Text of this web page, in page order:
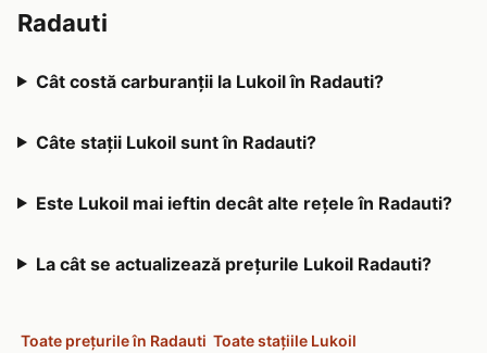
Radauti
Cât costă carburanții la Lukoil în Radauti?
Câte stații Lukoil sunt în Radauti?
Este Lukoil mai ieftin decât alte rețele în Radauti?
La cât se actualizează prețurile Lukoil Radauti?
Toate prețurile în Radauti Toate stațiile Lukoil